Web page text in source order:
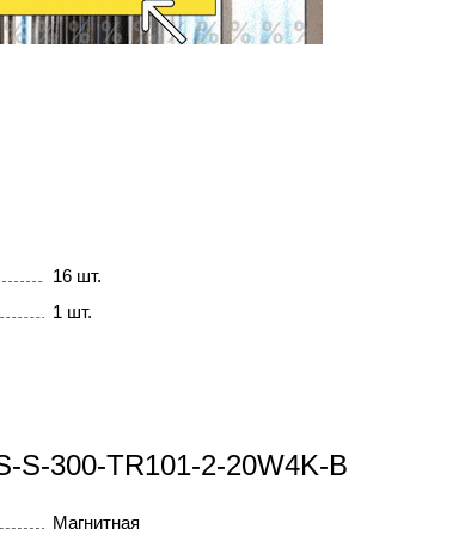
16 шт.
1 шт.
S-300-TR101-2-20W4K-B
Магнитная